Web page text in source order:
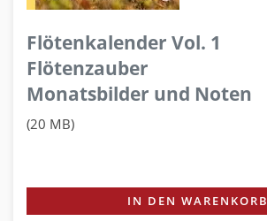
Flötenkalender Vol. 1
Flötenzauber
Monatsbilder und Noten
(20 MB)
IN DEN WARENKORB